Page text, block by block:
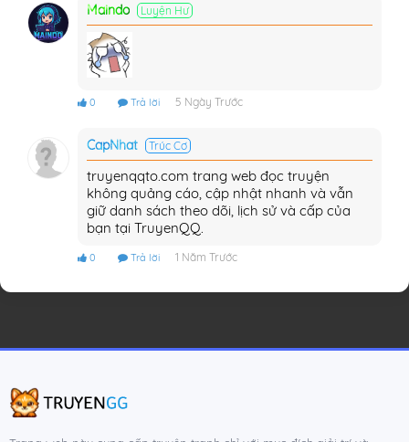
Maindo Luyện Hư
0 Trả lời 5 Ngày Trước
CapNhat Trúc Cơ
truyenqqto.com trang web đọc truyện
không quảng cáo, cập nhật nhanh và vẫn
giữ danh sách theo dõi, lịch sử và cấp của
bạn tại TruyenQQ.
0 Trả lời 1 Năm Trước